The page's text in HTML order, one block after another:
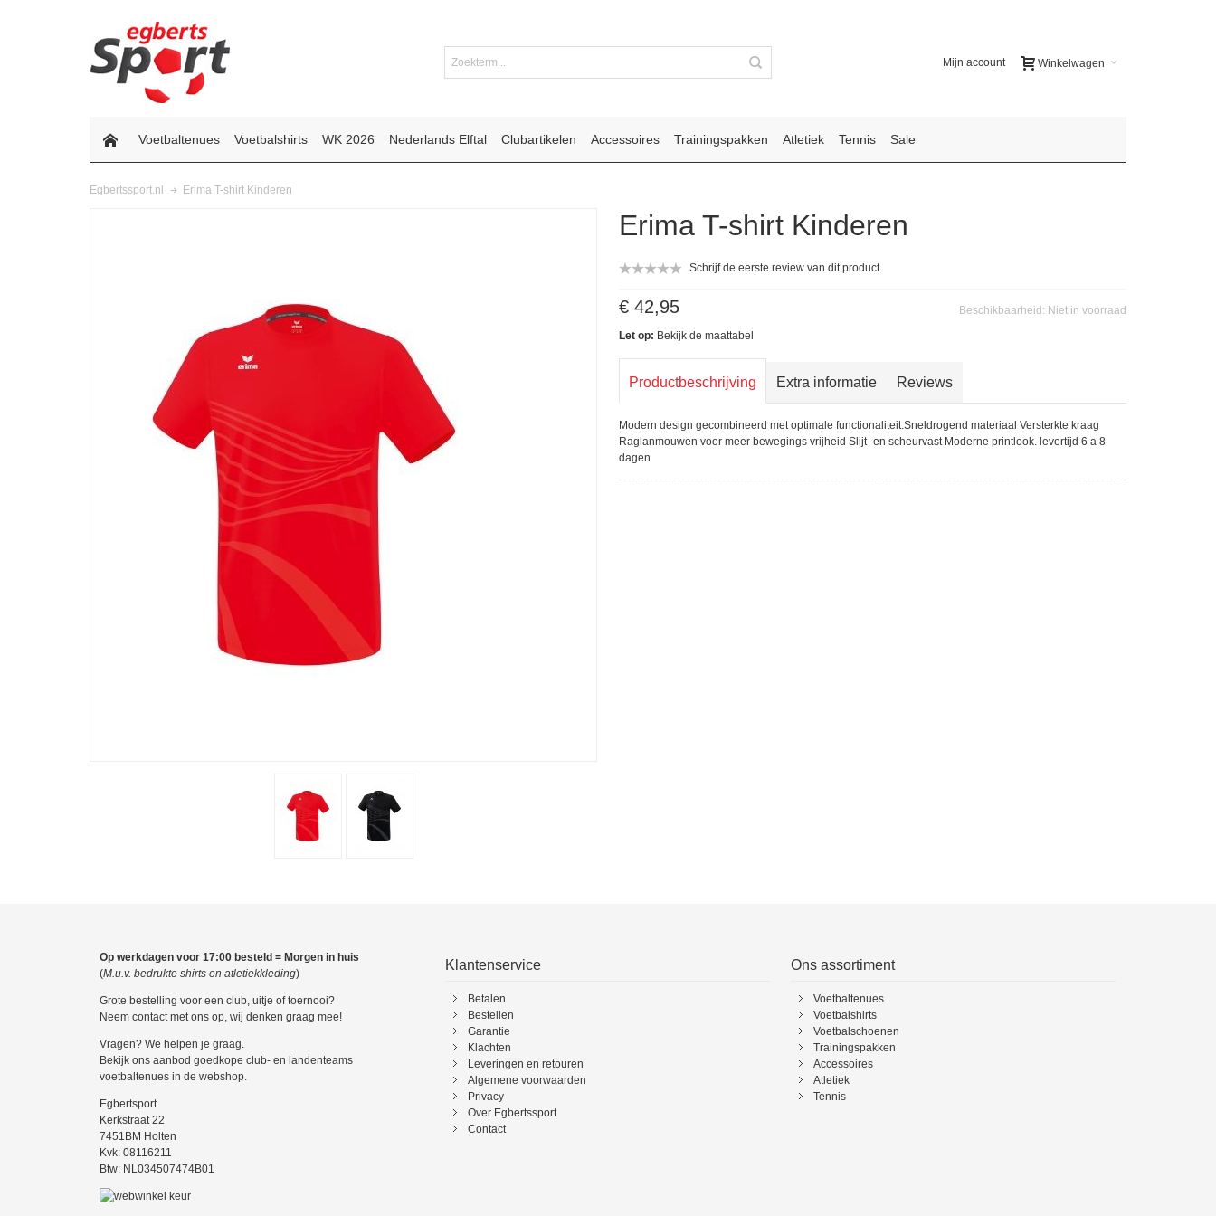
Winkelwagen
Mijn account
Voetbaltenues Voetbalshirts WK 2026 Nederlands Elftal Clubartikelen Accessoires Trainingspakken Atletiek Tennis Sale
Egbertssport.nl Erima T-shirt Kinderen
Erima T-shirt Kinderen
Schrijf de eerste review van dit product
Beschikbaarheid: Niet in voorraad
€ 42,95
Let op: Bekijk de maattabel
Productbeschrijving Extra informatie Reviews
Modern design gecombineerd met optimale functionaliteit.Sneldrogend materiaal Versterkte kraag
Raglanmouwen voor meer bewegings vrijheid Slijt- en scheurvast Moderne printlook. levertijd 6 a 8
dagen
Op werkdagen voor 17:00 besteld = Morgen in huis
(M.u.v. bedrukte shirts en atletiekkleding)
Grote bestelling voor een club, uitje of toernooi?
Neem contact met ons op, wij denken graag mee!
Vragen? We helpen je graag.
Bekijk ons aanbod goedkope club- en landenteams
voetbaltenues in de webshop.
Egbertsport
Kerkstraat 22
7451BM Holten
Kvk: 08116211
Btw: NL034507474B01
Klantenservice
Betalen
Bestellen
Garantie
Klachten
Leveringen en retouren
Algemene voorwaarden
Privacy
Over Egbertssport
Contact
Ons assortiment
Voetbaltenues
Voetbalshirts
Voetbalschoenen
Trainingspakken
Accessoires
Atletiek
Tennis